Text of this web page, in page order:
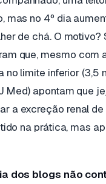
mas no 4º dia
de chá. O motivo?
que, mesmo com
no limite inferior (3,5
Med) apontam que
a excreção renal
na prática, mas
dos blogs não